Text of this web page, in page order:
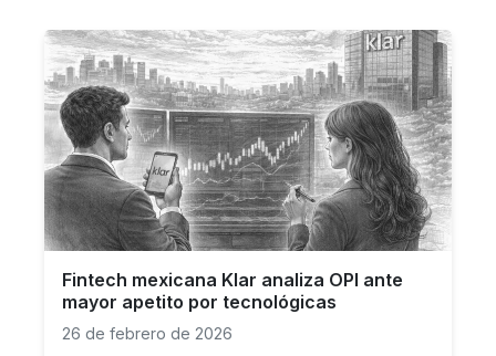
Fintech mexicana Klar analiza OPI ante
mayor apetito por tecnológicas
26 de febrero de 2026